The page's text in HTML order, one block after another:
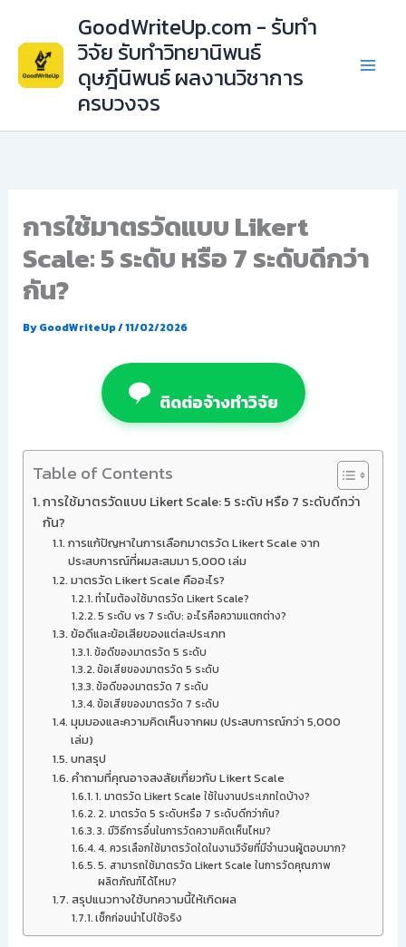
content
GoodWriteUp.com - รับทำ
วิจัย รับทำวิทยานิพนธ์
ดุษฎีนิพนธ์ ผลงานวิชาการ
ครบวงจร
การใช้มาตรวัดแบบ Likert
Scale: 5 ระดับ หรือ 7 ระดับดีกว่า
กัน?
ByGoodWriteUp/11/02/2026
ติดต่อจ้างทำวิจัย
Table of Contents
การใช้มาตรวัดแบบ Likert Scale: 5 ระดับ หรือ 7 ระดับดีกว่า
กัน?
การแก้ปัญหาในการเลือกมาตรวัด Likert Scale จาก
ประสบการณ์ที่ผมสะสมมา 5,000 เล่ม
มาตรวัด Likert Scale คืออะไร?
ทำไมต้องใช้มาตรวัด Likert Scale?
5 ระดับ vs 7 ระดับ: อะไรคือความแตกต่าง?
ข้อดีและข้อเสียของแต่ละประเภท
ข้อดีของมาตรวัด 5 ระดับ
ข้อเสียของมาตรวัด 5 ระดับ
ข้อดีของมาตรวัด 7 ระดับ
ข้อเสียของมาตรวัด 7 ระดับ
มุมมองและความคิดเห็นจากผม (ประสบการณ์กว่า 5,000
เล่ม)
บทสรุป
คำถามที่คุณอาจสงสัยเกี่ยวกับ Likert Scale
1. มาตรวัด Likert Scale ใช้ในงานประเภทใดบ้าง?
2. มาตรวัด 5 ระดับหรือ 7 ระดับดีกว่ากัน?
3. มีวิธีการอื่นในการวัดความคิดเห็นไหม?
4. ควรเลือกใช้มาตรวัดใดในงานวิจัยที่มีจำนวนผู้ตอบมาก?
5. สามารถใช้มาตรวัด Likert Scale ในการวัดคุณภาพ
ผลิตภัณฑ์ได้ไหม?
สรุปแนวทางใช้บทความนี้ให้เกิดผล
เช็กก่อนนำไปใช้จริง